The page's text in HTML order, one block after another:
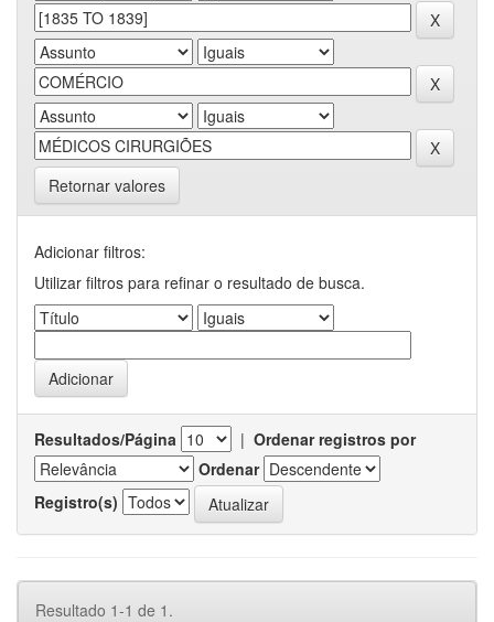
Retornar valores
Adicionar filtros:
Utilizar filtros para refinar o resultado de busca.
Resultados/Página | Ordenar registros por
Ordenar
Registro(s)
Resultado 1-1 de 1.